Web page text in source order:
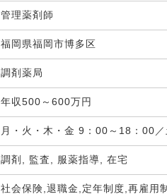
管理薬剤師
福岡県福岡市博多区
調剤薬局
年収500～600万円
月・火・木・金 9：00～18：00
調剤, 監査, 服薬指導, 在宅
社会保険,退職金,定年制度,再雇用